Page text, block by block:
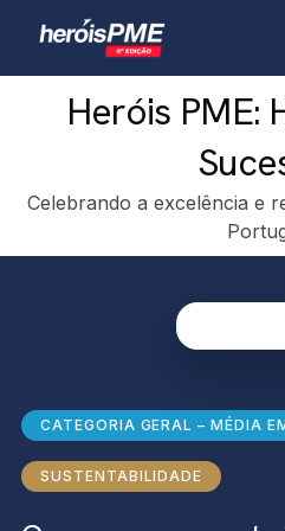
main
Heróis PME:
Celebrando a excelência e
CATEGORIA GERAL – MÉDIA
SUSTENTABILIDADE